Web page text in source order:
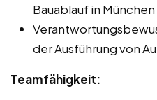
Bauablauf in
der Ausführung von
Teamfähigkeit: